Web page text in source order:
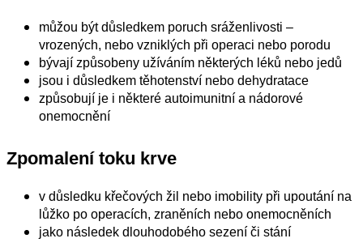
můžou být důsledkem poruch sráženlivosti –
vrozených, nebo vzniklých při operaci nebo porodu
bývají způsobeny užíváním některých léků nebo jedů
jsou i důsledkem těhotenství nebo dehydratace
způsobují je i některé autoimunitní a nádorové
onemocnění
Zpomalení toku krve
v důsledku křečových žil nebo imobility při upoutání na
lůžko po operacích, zraněních nebo onemocněních
jako následek dlouhodobého sezení či stání